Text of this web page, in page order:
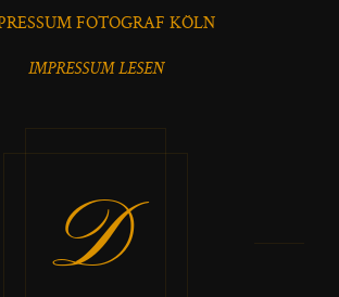
FOTOGRAF KÖLN
IMPRESSUM LESEN
D